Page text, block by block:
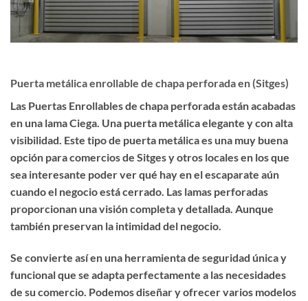
Puerta metálica enrollable de chapa perforada en (Sitges)
Las Puertas Enrollables de chapa perforadaestán acabadas
en una lama Ciega. Una puerta metálicaelegante y conalta
visibilidad. Este tipo de puerta metálica es una muy buena
opción para comercios de Sitges y otros locales en los que
sea interesante poder ver qué hay en el escaparate aún
cuando el negocio está cerrado. Las lamas perforadas
proporcionan una visión completa y detallada. Aunque
también preservan la intimidad del negocio.
Se convierte así en una herramienta de seguridad única y
funcional que se adapta perfectamente a las necesidades
de su comercio. Podemos diseñar y ofrecer varios modelos